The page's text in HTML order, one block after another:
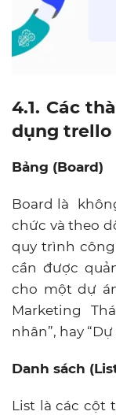
4.1. Các
dụng trello
Bảng (Board)
Board là
chức và theo
quy trình
cần được
cho một dự
Marketing
nhân”, hay
Danh sách
List là các cột